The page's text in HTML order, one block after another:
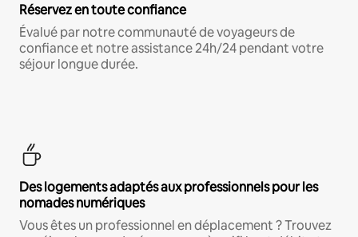
Réservez en toute confiance
Évalué par notre communauté de voyageurs de
confiance et notre assistance 24h/24 pendant votre
séjour longue durée.
Des logements adaptés aux professionnels pour les
nomades numériques
Vous êtes un professionnel en déplacement ? Trouvez